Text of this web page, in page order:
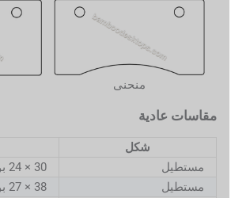
منحنى
مقاسات عادية
شكل
مستطيل
30 × 24 بوصة
مستطيل
38 × 27 بوصة